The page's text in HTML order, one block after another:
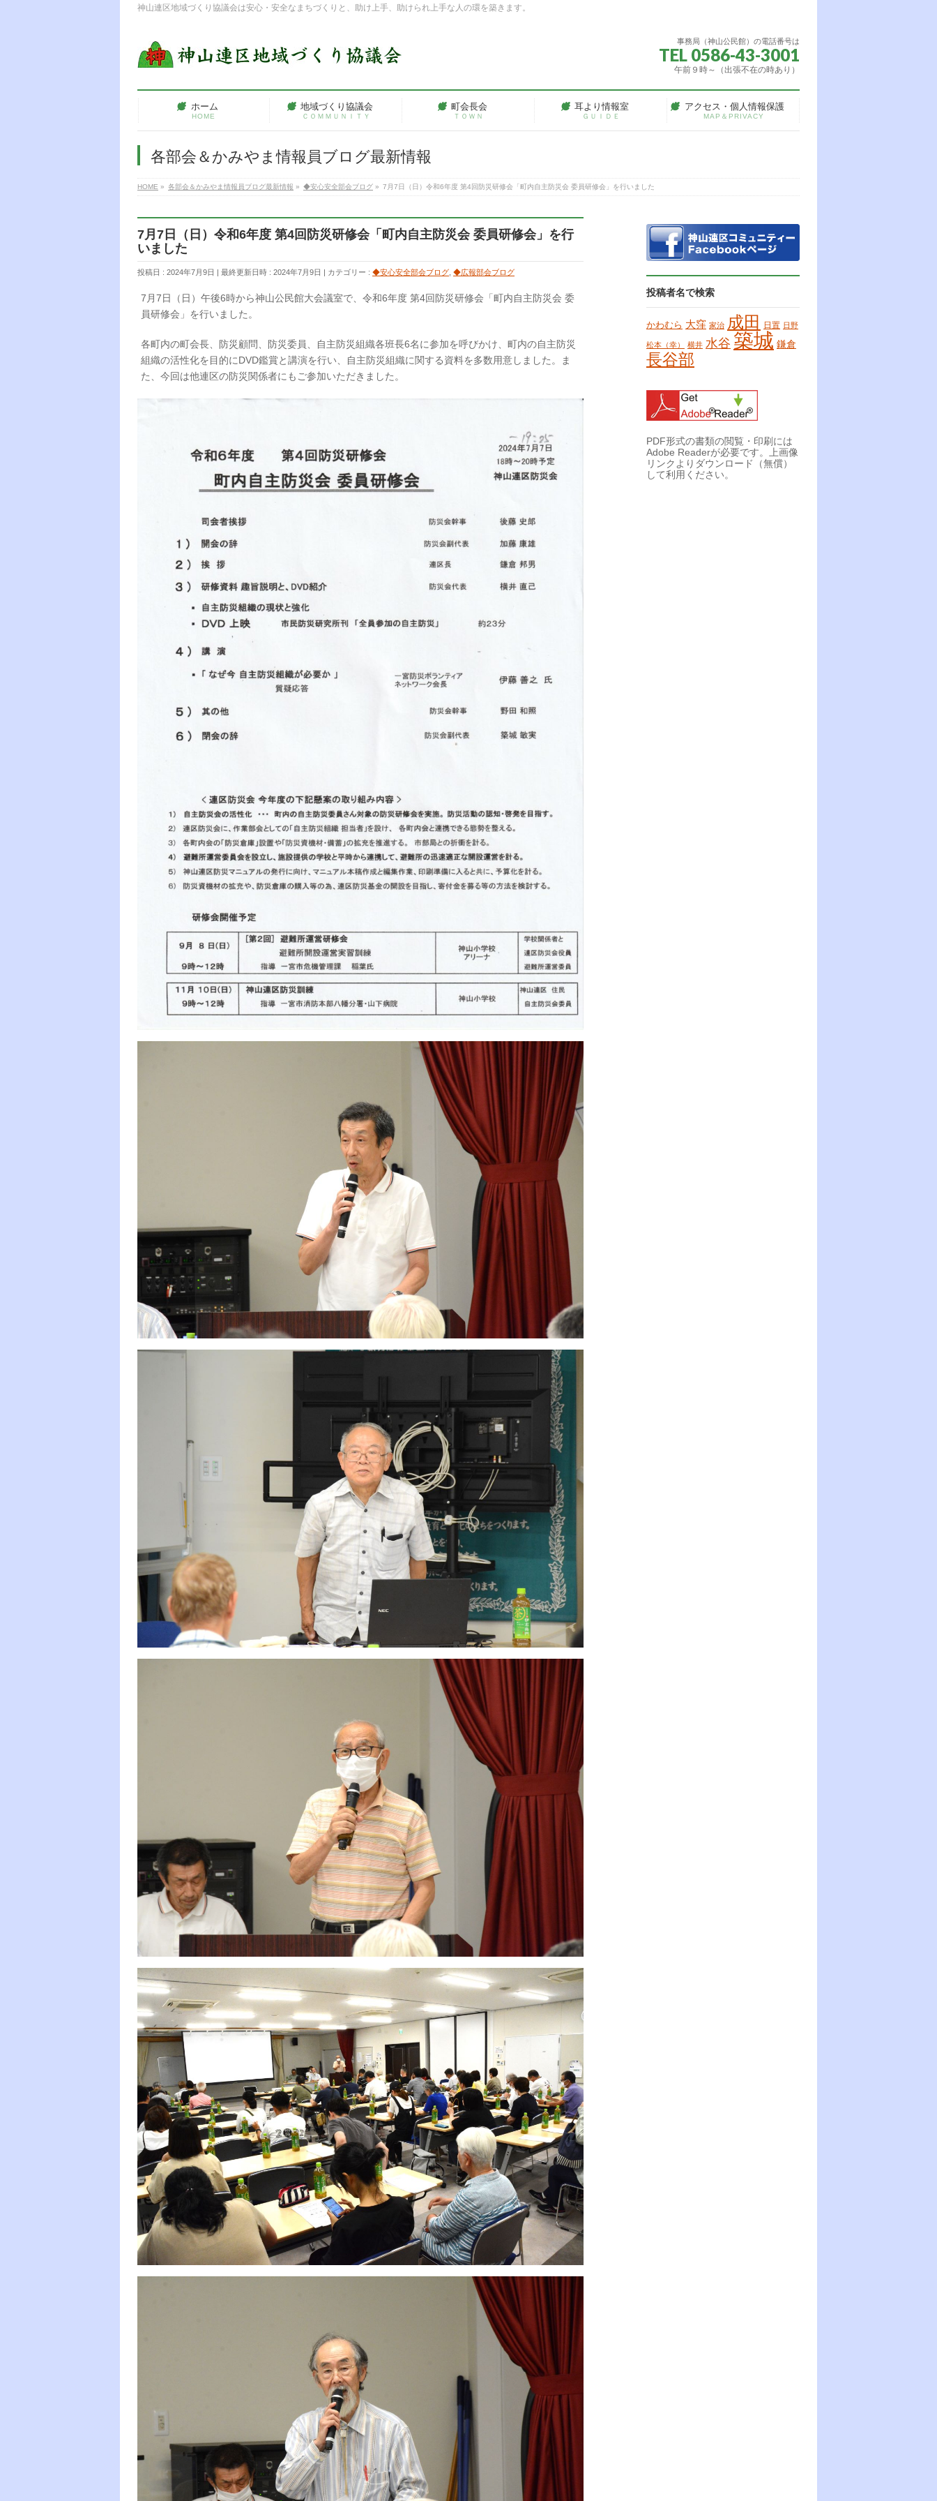
神山連区地域づくり協議会は安心・安全なまちづくりと、助け上手、助けられ上手な人の環を築きます。
事務局（神山公民館）の電話番号は
TEL 0586-43-3001
午前９時～（出張不在の時あり）
ホーム
HOME
地域づくり協議会
ＣＯＭＭＵＮＩＴＹ
町会長会
ＴＯＷＮ
耳より情報室
ＧＵＩＤＥ
アクセス・個人情報保護
MAP＆PRIVACY
各部会＆かみやま情報員ブログ最新情報
HOME » 各部会＆かみやま情報員ブログ最新情報 » ◆安心安全部会ブログ » 7月7日（日）令和6年度 第4回防災研修会「町内自主防災会 委員研修会」を行いました
7月7日（日）令和6年度 第4回防災研修会「町内自主防災会 委員研修会」を行
いました
投稿日 : 2024年7月9日 最終更新日時 : 2024年7月9日 カテゴリー : ◆安心安全部会ブログ ◆広報部会ブログ
7月7日（日）午後6時から神山公民館大会議室で、令和6年度 第4回防災研修会「町内自主防災会 委
員研修会」を行いました。
各町内の町会長、防災顧問、防災委員、自主防災組織各班長6名に参加を呼びかけ、町内の自主防災
組織の活性化を目的にDVD鑑賞と講演を行い、自主防災組織に関する資料を多数用意しました。ま
た、今回は他連区の防災関係者にもご参加いただきました。
投稿者名で検索
かわむら 大窪 家治 成田 日置 日野
松本（幸） 横井 水谷 築城 鎌倉
長谷部
PDF形式の書類の閲覧・印刷には
Adobe Readerが必要です。上画像
リンクよりダウンロード（無償）
して利用ください。